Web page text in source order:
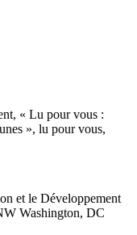
« Lu pour vous :
», lu pour vous,
et le Développement
Washington, DC